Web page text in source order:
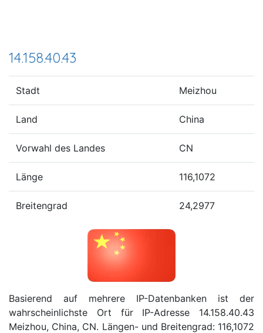
14.158.40.43
Stadt Meizhou
Land China
Vorwahl des Landes CN
Länge 116,1072
Breitengrad 24,2977
Basierend auf mehrere IP-Datenbanken ist der
wahrscheinlichste Ort für IP-Adresse 14.158.40.43
Meizhou, China, CN. Längen- und Breitengrad: 116,1072